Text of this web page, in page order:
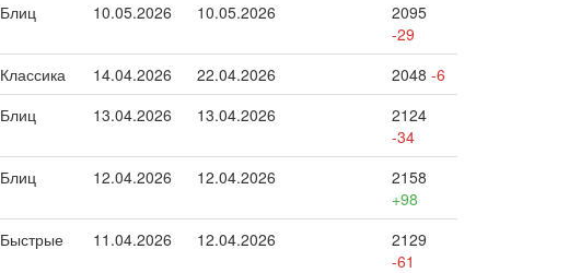
Блиц 10.05.2026 10.05.2026
2095
-29
Классика 14.04.2026 22.04.2026 2048 -6
Блиц 13.04.2026 13.04.2026
2124
-34
Блиц 12.04.2026 12.04.2026
2158
+98
Быстрые 11.04.2026 12.04.2026
2129
-61